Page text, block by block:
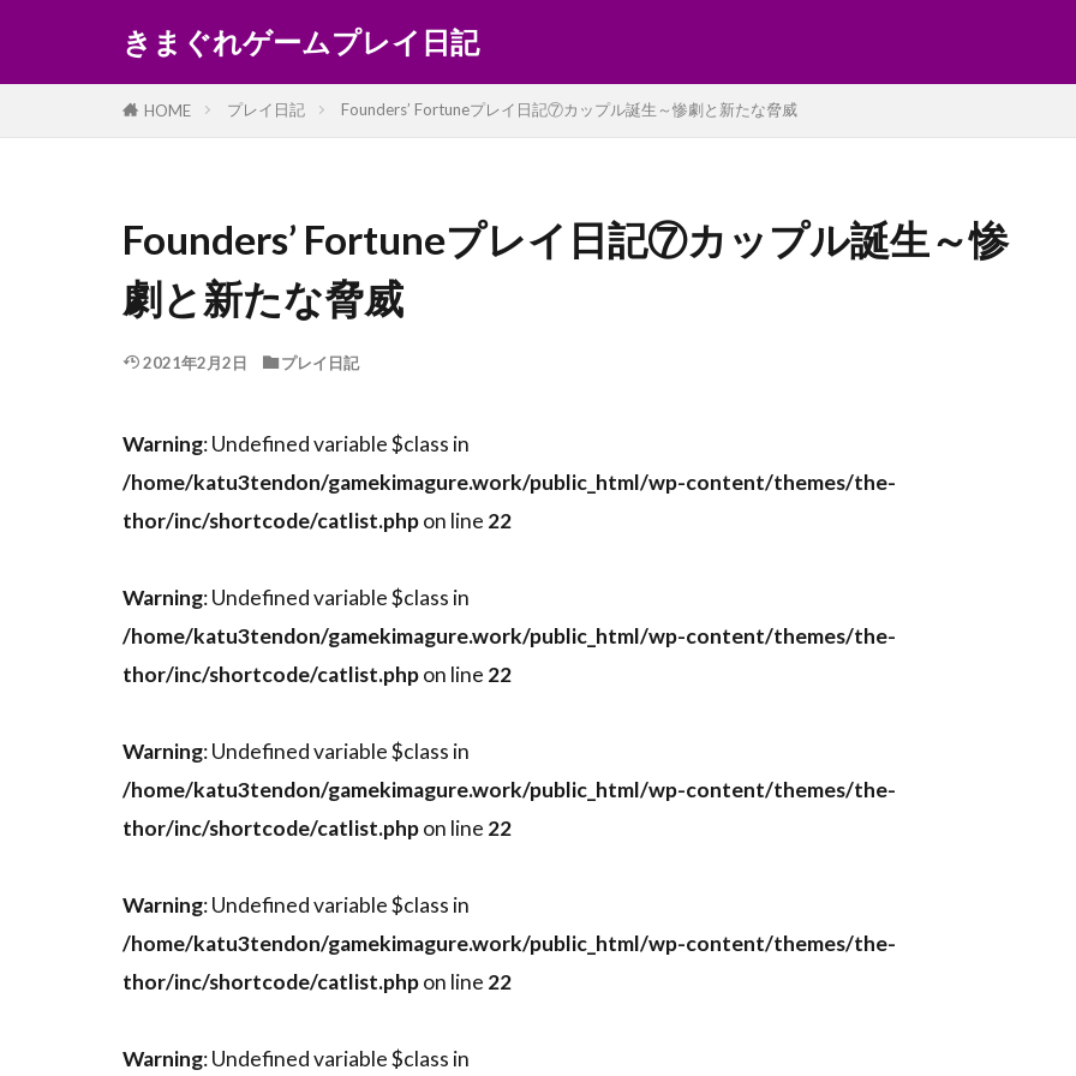
きまぐれゲームプレイ日記
HOME プレイ日記 Founders’ Fortuneプレイ日記⑦カップル誕生～惨劇と新たな脅威
Founders’ Fortuneプレイ日記⑦カップル誕生～惨
劇と新たな脅威
2021年2月2日 プレイ日記
Warning: Undefined variable $class in
/home/katu3tendon/gamekimagure.work/public_html/wp-content/themes/the-
thor/inc/shortcode/catlist.phpon line 22
Warning: Undefined variable $class in
/home/katu3tendon/gamekimagure.work/public_html/wp-content/themes/the-
thor/inc/shortcode/catlist.phpon line 22
Warning: Undefined variable $class in
/home/katu3tendon/gamekimagure.work/public_html/wp-content/themes/the-
thor/inc/shortcode/catlist.phpon line 22
Warning: Undefined variable $class in
/home/katu3tendon/gamekimagure.work/public_html/wp-content/themes/the-
thor/inc/shortcode/catlist.phpon line 22
Warning: Undefined variable $class in